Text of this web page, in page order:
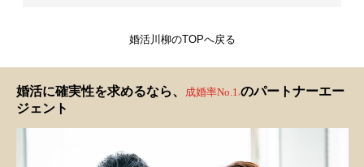
婚活川柳のTOPへ戻る
婚活に確実性を求めるなら、 成婚率No.1 ※のパートナーエー
ジェント